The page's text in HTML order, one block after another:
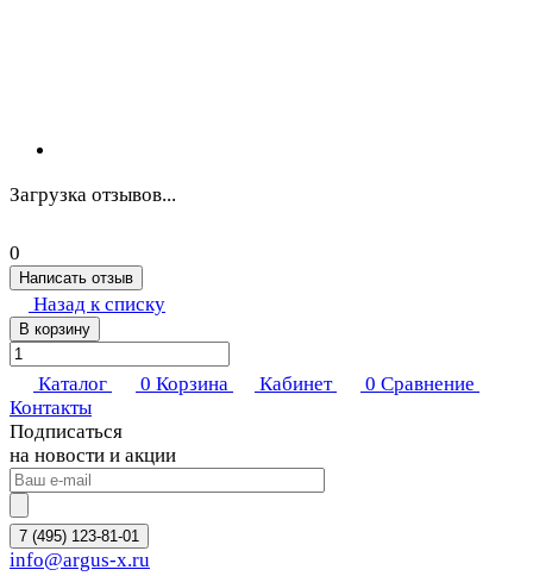
Загрузка отзывов...
0
Написать отзыв
Назад к списку
В корзину
Каталог 0 Корзина Кабинет 0 Сравнение
Контакты
Подписаться
на новости и акции
7 (495) 123-81-01
info@argus-x.ru